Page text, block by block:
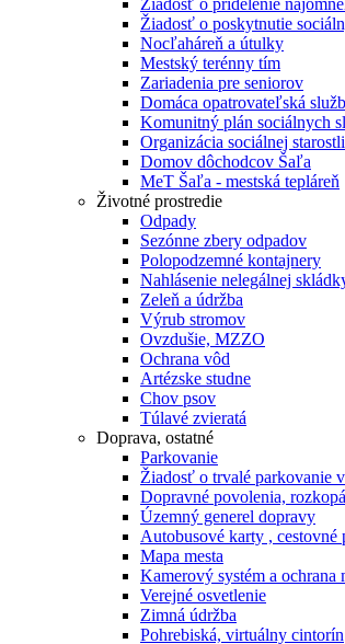
Žiadosť o pridelenie
Žiadosť o poskytnutie
Nocľaháreň a útulky
Mestský terénny tím
Zariadenia pre seniorov
Domáca opatrovateľská
Komunitný plán sociálnych
Organizácia sociálnej
Domov dôchodcov Šaľa
MeT Šaľa - mestská tepláreň
Životné prostredie
Odpady
Sezónne zbery odpadov
Polopodzemné kontajnery
Nahlásenie nelegálnej
Zeleň a údržba
Výrub stromov
Ovzdušie, MZZO
Ochrana vôd
Artézske studne
Chov psov
Túlavé zvieratá
Doprava, ostatné
Parkovanie
Žiadosť o trvalé parkovanie
Dopravné povolenia,
Územný generel dopravy
Autobusové karty , cestovné
Mapa mesta
Kamerový systém a ochrana
Verejné osvetlenie
Zimná údržba
Pohrebiská, virtuálny cintorín